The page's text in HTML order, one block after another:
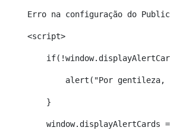
Erro na configuração do
<script>
alert("Por gentileza,
}
window.displayAlertCards =